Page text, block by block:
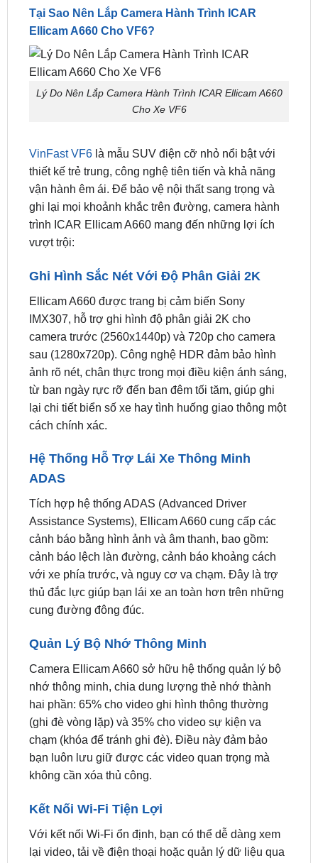
Lý Do Nên Lắp Camera Hành Trình ICAR Ellicam A660
Cho Xe VF6
là mẫu SUV điện cỡ nhỏ nổi bật với
vận hành êm ái. Để bảo vệ nội thất sang trọng và
ghi lại mọi khoảnh khắc trên đường, camera hành
trình ICAR Ellicam A660 mang đến những lợi ích
vượt trội:
Ghi Hình Sắc Nét Với Độ Phân Giải 2K
IMX307, hỗ trợ ghi hình độ phân giải 2K cho
camera trước (2560x1440p) và 720p cho camera
sau (1280x720p). Công nghệ HDR đảm bảo hình
ảnh rõ nét, chân thực trong mọi điều kiện ánh sáng,
từ ban ngày rực rỡ đến ban đêm tối tăm, giúp ghi
lại chi tiết biển số xe hay tình huống giao thông một
cách chính xác.
Hệ Thống Hỗ Trợ Lái Xe Thông Minh
Tích hợp hệ thống ADAS (Advanced Driver
Assistance Systems), Ellicam A660 cung cấp các
cảnh báo bằng hình ảnh và âm thanh, bao gồm:
cảnh báo lệch làn đường, cảnh báo khoảng cách
với xe phía trước, và nguy cơ va chạm. Đây là trợ
thủ đắc lực giúp bạn lái xe an toàn hơn trên những
cung đường đông đúc.
Quản Lý Bộ Nhớ Thông Minh
nhớ thông minh, chia dung lượng thẻ nhớ thành
hai phần: 65% cho video ghi hình thông thường
(ghi đè vòng lặp) và 35% cho video sự kiện va
chạm (khóa để tránh ghi đè). Điều này đảm bảo
bạn luôn lưu giữ được các video quan trọng mà
không cần xóa thủ công.
Kết Nối Wi-Fi Tiện Lợi
lại video, tải về điện thoại hoặc quản lý dữ liệu qua
ứng dụng ICAR mà không cần tháo thẻ nhớ. Tính
năng này đặc biệt hữu ích khi cần chia sẻ bằng